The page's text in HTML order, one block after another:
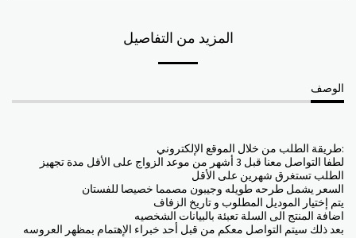
المزيد من التفاصيل
الوصف
:طريقة الطلب من خلال الموقع الإلكتروني
لطفا التواصل معنا قبل 3 أشهر من موعد الزواج على الأقل مدة تجهيز
الطلب تستغرق شهرين على الأقل
السعر يشمل طرحه طويله وجيبون مصمما خصيصا للفستان
يتم إختيار الموديل المطلوب و تاريخ الزفاف
اضافة المنتج الى السلة تعبئة بالبيانات الشخصيه
بعد ذلك سيتم التواصل معكم من قبل أحد خبراء الإهتمام بمظهر العروسه